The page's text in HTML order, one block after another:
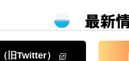
最新情
旧Twitter）